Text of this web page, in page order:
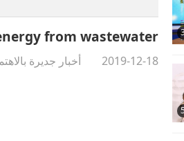
from wastewater
2019-12-18 أخبار جديرة